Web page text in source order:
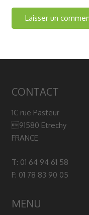
CONTACT
1C rue Pasteur
91580 Etrechy
FRANCE
T: 01 64 94 61 58
F: 01 78 83 90 05
MENU